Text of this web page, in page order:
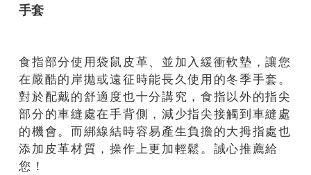
手套
食指部分使用袋鼠皮革、並加入緩衝軟墊，讓您
在嚴酷的岸拋或遠征時能長久使用的冬季手套。
對於配戴的舒適度也十分講究，食指以外的指尖
部分的車縫處在手背側，減少指尖接觸到車縫處
的機會。而綁線結時容易產生負擔的大拇指處也
添加皮革材質，操作上更加輕鬆。誠心推薦給
您！